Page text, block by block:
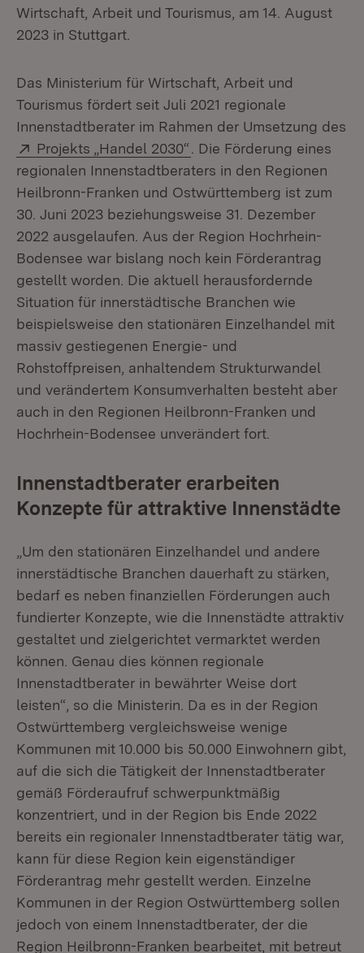
Wirtschaft, Arbeit und Tourismus, am 14. August
2023 in Stuttgart.
Das Ministerium für Wirtschaft, Arbeit und
Tourismus fördert seit Juli 2021 regionale
Innenstadtberater im Rahmen der Umsetzung des
Extern:
Projekts „Handel 2030“ (Öffnet in neuem Fenster)
. Die Förderung eines
regionalen Innenstadtberaters in den Regionen
Heilbronn-Franken und Ostwürttemberg ist zum
30. Juni 2023 beziehungsweise 31. Dezember
2022 ausgelaufen. Aus der Region Hochrhein-
Bodensee war bislang noch kein Förderantrag
gestellt worden. Die aktuell herausfordernde
Situation für innerstädtische Branchen wie
beispielsweise den stationären Einzelhandel mit
massiv gestiegenen Energie- und
Rohstoffpreisen, anhaltendem Strukturwandel
und verändertem Konsumverhalten besteht aber
auch in den Regionen Heilbronn-Franken und
Hochrhein-Bodensee unverändert fort.
Innenstadtberater erarbeiten
Konzepte für attraktive Innenstädte
„Um den stationären Einzelhandel und andere
innerstädtische Branchen dauerhaft zu stärken,
bedarf es neben finanziellen Förderungen auch
fundierter Konzepte, wie die Innenstädte attraktiv
gestaltet und zielgerichtet vermarktet werden
können. Genau dies können regionale
Innenstadtberater in bewährter Weise dort
leisten“, so die Ministerin. Da es in der Region
Ostwürttemberg vergleichsweise wenige
Kommunen mit 10.000 bis 50.000 Einwohnern gibt,
auf die sich die Tätigkeit der Innenstadtberater
gemäß Förderaufruf schwerpunktmäßig
konzentriert, und in der Region bis Ende 2022
bereits ein regionaler Innenstadtberater tätig war,
kann für diese Region kein eigenständiger
Förderantrag mehr gestellt werden. Einzelne
Kommunen in der Region Ostwürttemberg sollen
jedoch von einem Innenstadtberater, der die
Region Heilbronn-Franken bearbeitet, mit betreut